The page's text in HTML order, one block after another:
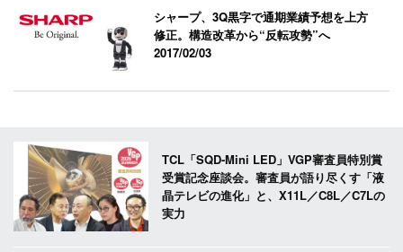
シャープ、3Q黒字で通期業績予想を上方
修正。構造改革から“反転攻勢”へ
2017/02/03
TCL「SQD-Mini LED」VGP審査員特別賞
受賞記念座談会。審査員が語り尽くす「液
晶テレビの進化」と、X11L／C8L／C7Lの
実力